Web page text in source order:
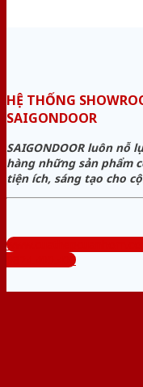
HỆ THỐNG
SAIGONDOOR
SAIGONDOOR luôn nỗ
hàng những sản phẩm
tiện ích, sáng tạo cho
0824.400.400